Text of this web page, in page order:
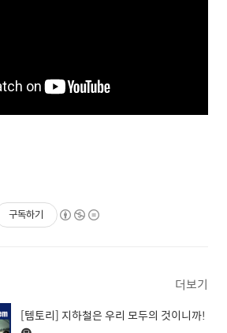
구독하기
더보기
[템토리] 지하철은 우리 모두의 것이니까!